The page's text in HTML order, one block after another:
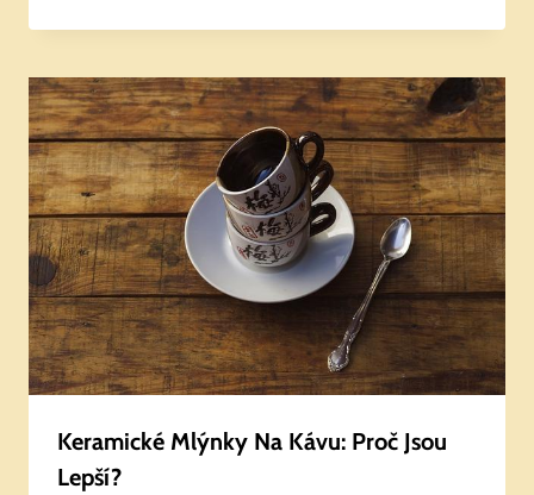
Keramické Mlýnky Na Kávu: Proč Jsou
Lepší?